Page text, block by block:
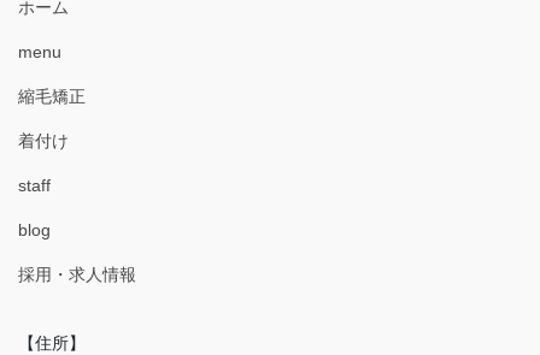
ホーム
menu
縮毛矯正
着付け
staff
blog
採用・求人情報
【住所】